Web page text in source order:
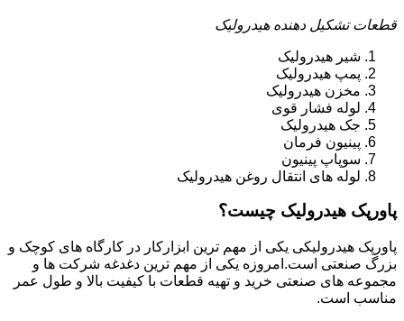
قطعات تشکیل دهنده هیدرولیک
شیر هیدرولیک
پمپ هیدرولیک
مخزن هیدرولیک
لوله فشار قوی
جک هیدرولیک
پینیون فرمان
سوپاپ پینیون
لوله های انتقال روغن هیدرولیک
پاورپک هیدرولیک چیست؟
پاورپک هیدرولیکی یکی از مهم ترین ابزارکار در کارگاه های کوچک و
بزرگ صنعتی است.امروزه یکی از مهم ترین دغدغه شرکت ها و
مجموعه های صنعتی خرید و تهیه قطعات با کیفیت بالا و طول عمر
مناسب است.